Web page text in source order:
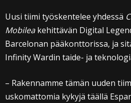
Uusi tiimi työskentelee yhdessä
Mobileakehittävän Digital
Barcelonan pääkonttorissa, ja
Infinity Wardin taide- ja
– Rakennamme tämän uuden
uskomattomia kykyjä täällä